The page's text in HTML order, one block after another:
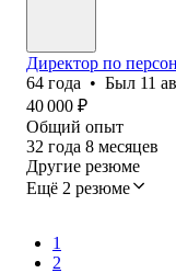
Директор по
64 года • Был 11
40 000 ₽
Общий опыт
32 года 8 месяцев
Другие резюме
Ещё 2 резюме
1
2